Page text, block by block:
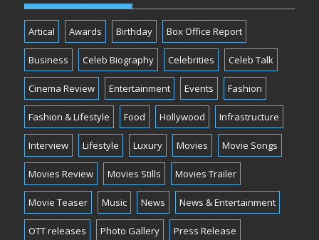
Artical Awards Birthday Box Office Report
Business Celeb Biography Celebrities Celeb Talk
Cinema Review Entertainment Events Fashion
Fashion & Lifestyle Food Hollywood Infrastructure
Interview Lifestyle Luxury Movies Movie Songs
Movies Review Movies Stills Movies Trailer
Movie Teaser Music News News & Entertainment
OTT releases Photo Gallery Press Release